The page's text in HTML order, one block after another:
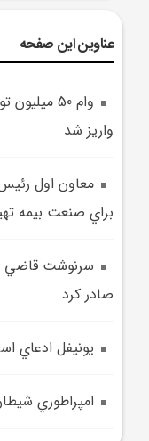
عناوین این صفحه
وام 50
واريز شد
معاون اول
براي صنعت بيمه
سرنوشت قاضي
صادر کرد
يونيفل ادعاي
امپراطوري